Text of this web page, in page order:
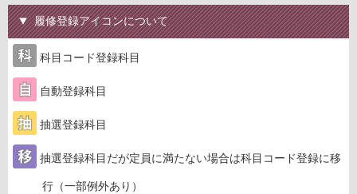
履修登録アイコンについて
科目コード登録科目
自動登録科目
抽選登録科目
抽選登録科目だが定員に満たない場合は科目コード登録に移
行（一部例外あり）